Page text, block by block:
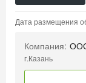
Дата размещения
Компания:
г.Казань